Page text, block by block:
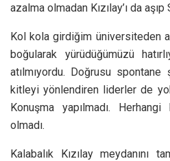
azalma olmadan Kızılay’ı da aşıp
Kol kola girdiğim üniversiteden
boğularak yürüdüğümüzü
atılmıyordu. Doğrusu
kitleyi yönlendiren liderler de
Konuşma yapılmadı.
olmadı.
Kalabalık Kızılay meydanını